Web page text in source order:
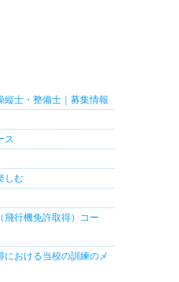
士・整備士｜募集情報
ス
しむ
飛行機免許取得）コー
おける当校の訓練のメ